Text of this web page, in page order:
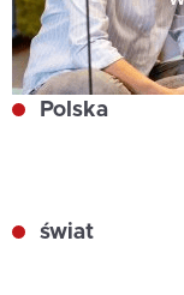
Polska
świat